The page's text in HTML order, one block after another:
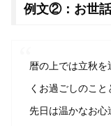
例文②：お世
暦の上では立秋
くお過ごしのこと
先日は温かなお